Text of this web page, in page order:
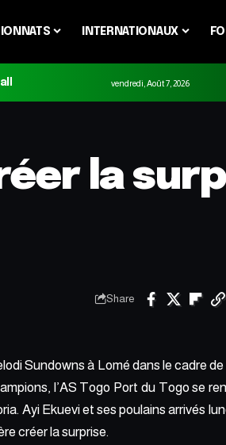
INTERNATIONAUX
vendredi, Août 7, 2026
la
Share
Sundowns à Lomé dans le cadre de
l’AS Togo Port du Togo se
Ayi Ekuevi et ses poulains arrivés
créer la surprise.